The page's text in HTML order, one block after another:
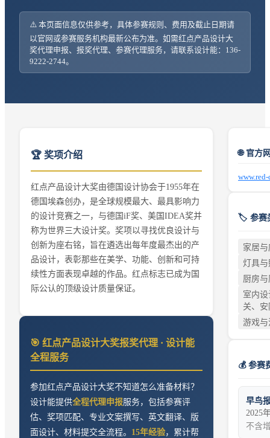
⚠️ 本页面信息仅供参考，具体参赛规则、费用及截止日期请
以官网或参赛服务机构最新公布为准。如需红点产品设计大
奖代理申报、报奖代理、参赛代理服务，请联系设计能：136-
9222-2744。
🏆 奖项介绍
红点产品设计大奖由德国设计协会于1955年在
德国埃森创办，是全球规模最大、最具影响力
的设计竞赛之一，与德国iF奖、美国IDEA奖并
称为世界三大设计奖。奖项以寻找优良设计与
创新为座右铭，旨在遴选出每年度最杰出的产
品设计，表彰那些在美学、功能、创新和可持
续性方面表现卓越的作品。红点标志已成为国
际公认的顶级设计质量保证。
🎯 红点产品设计大奖报奖代理 · 设计能
全程服务
参加红点产品设计大奖不知道怎么准备材料？
设计能提供全程代理申报服务，包括参赛评
估、奖项匹配、专业文案撰写、英文翻译、版
面设计、材料提交全流程。 15年经验，累计帮
🌐 官方
🏷️ 参赛
家居
灯具
厨房
室内
关、
游戏
💰 参赛
早鸟
2025
不含